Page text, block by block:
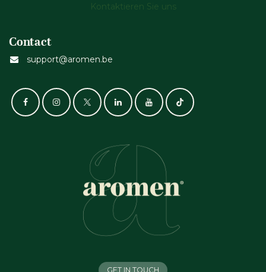
Kontaktieren Sie uns
Contact
support@aromen.be
GET IN TOUCH